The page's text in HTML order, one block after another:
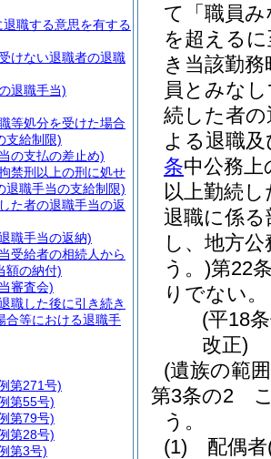
て「職員
を超える
き当該勤
員とみな
続した者
よる退職
条中公務
以上勤続
退職に係
し、地方公
う。)第22
りでない。
(平18
改正)
(遺族の範
第3条の2
う。
(1)
配偶者
職する意思を有する
けない退職者の退職
退職手当)
等処分を受けた場合
支給制限)
の支払の差止め)
禁刑以上の刑に処せ
退職手当の支給制限)
た者の退職手当の返
職手当の返納)
受給者の相続人から
額の納付)
審査会)
職した後に引き続き
合等における退職手
第271号)
第55号)
第79号)
第28号)
第3号)